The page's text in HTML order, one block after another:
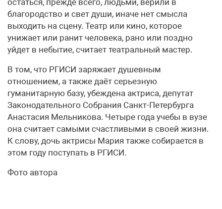
благородство и свет души, иначе нет смысла
выходить на сцену. Театр или кино, которое
унижает или ранит человека, рано или поздно
уйдет в небытие, считает театральный мастер.
В том, что РГИСИ заряжает душевным
отношением, а также даёт серьезную
гуманитарную базу, убеждена актриса, депутат
Законодательного Собрания Санкт-Петербурга
Анастасия Мельникова. Четыре года учебы в вузе
она считает самыми счастливыми в своей жизни.
К слову, дочь актрисы Мария также собирается в
этом году поступать в РГИСИ.
Фото автора